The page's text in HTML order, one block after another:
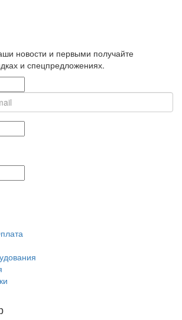
новости и первыми получайте
и спецпредложениях.